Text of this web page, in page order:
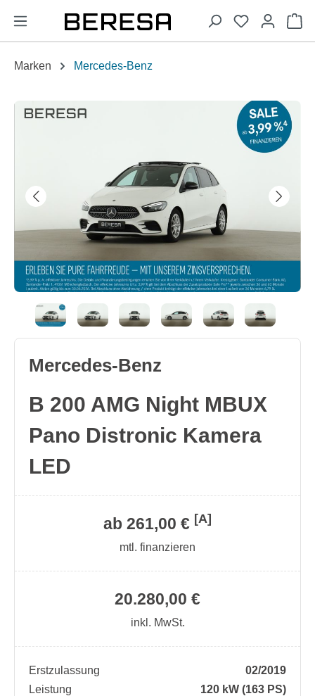
springen
Marken Mercedes-Benz
Bildergalerie überspringen
Mercedes-Benz
B 200 AMG Night MBUX
Pano Distronic Kamera
LED
20.280,00 €
inkl. MwSt.
ab 261,00 € [A]
mtl. finanzieren
Erstzulassung
02/2019
Leistung
120 kW (163 PS)